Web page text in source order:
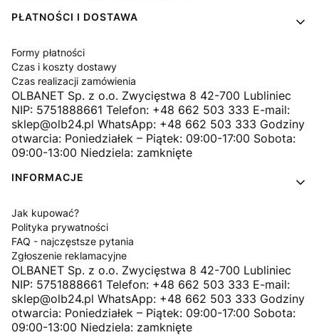
PŁATNOŚCI I DOSTAWA
Formy płatności
Czas i koszty dostawy
Czas realizacji zamówienia
OLBANET Sp. z o.o. Zwycięstwa 8 42-700 Lubliniec
NIP: 5751888661 Telefon: +48 662 503 333 E-mail:
sklep@olb24.pl WhatsApp: +48 662 503 333 Godziny
otwarcia: Poniedziałek – Piątek: 09:00-17:00 Sobota:
09:00-13:00 Niedziela: zamknięte
INFORMACJE
Jak kupować?
Polityka prywatności
FAQ - najczęstsze pytania
Zgłoszenie reklamacyjne
OLBANET Sp. z o.o. Zwycięstwa 8 42-700 Lubliniec
NIP: 5751888661 Telefon: +48 662 503 333 E-mail:
sklep@olb24.pl WhatsApp: +48 662 503 333 Godziny
otwarcia: Poniedziałek – Piątek: 09:00-17:00 Sobota:
09:00-13:00 Niedziela: zamknięte